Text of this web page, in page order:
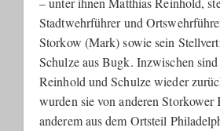
Stadtwehrführer und
Storkow (Mark) sowie sein
Schulze aus Bugk. Inzwischen
Reinhold und Schulze wieder
wurden sie von anderen Storkower
anderem aus dem Ortsteil